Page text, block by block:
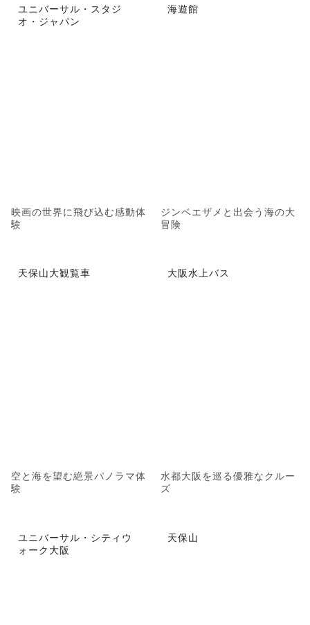
ユニバーサル・スタジ
オ・ジャパン
映画の世界に飛び込む感動体
験
海遊館
ジンベエザメと出会う海の大
冒険
天保山大観覧車
空と海を望む絶景パノラマ体
験
大阪水上バス
水都大阪を巡る優雅なクルー
ズ
ユニバーサル・シティウ
ォーク大阪
天保山